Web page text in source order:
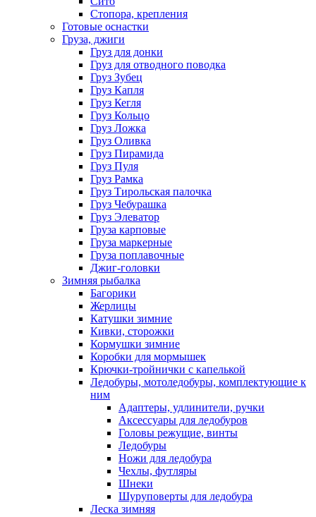
Стопора, крепления
Готовые оснастки
Груза, джиги
Груз для донки
Груз для отводного поводка
Груз Зубец
Груз Капля
Груз Кегля
Груз Кольцо
Груз Ложка
Груз Оливка
Груз Пирамида
Груз Пуля
Груз Рамка
Груз Тирольская палочка
Груз Чебурашка
Груз Элеватор
Груза карповые
Груза маркерные
Груза поплавочные
Джиг-головки
Зимняя рыбалка
Багорики
Жерлицы
Катушки зимние
Кивки, сторожки
Кормушки зимние
Коробки для мормышек
Крючки-тройнички с капелькой
Ледобуры, мотоледобуры, комплектующие к
ним
Адаптеры, удлинители, ручки
Аксессуары для ледобуров
Головы режущие, винты
Ледобуры
Ножи для ледобура
Чехлы, футляры
Шнеки
Шуруповерты для ледобура
Леска зимняя